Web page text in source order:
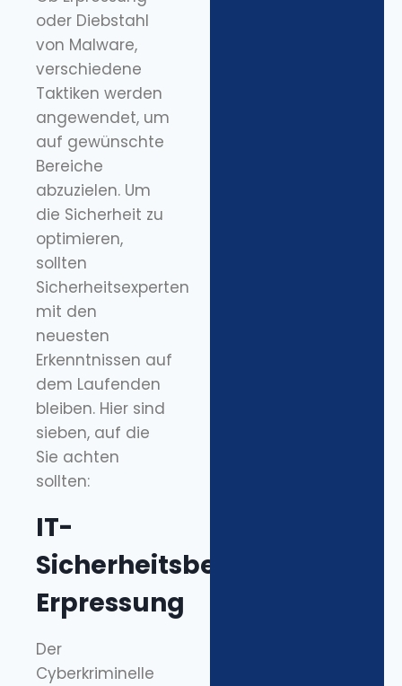
oder Diebstahl
von Malware,
verschiedene
Taktiken werden
angewendet, um
auf gewünschte
Bereiche
abzuzielen. Um
die Sicherheit zu
optimieren,
sollten
Sicherheitsexperten
mit den
neuesten
Erkenntnissen auf
dem Laufenden
bleiben. Hier sind
sieben, auf die
Sie achten
sollten:
IT-
Sicherheitsbedenken:
Erpressung
Der
Cyberkriminelle